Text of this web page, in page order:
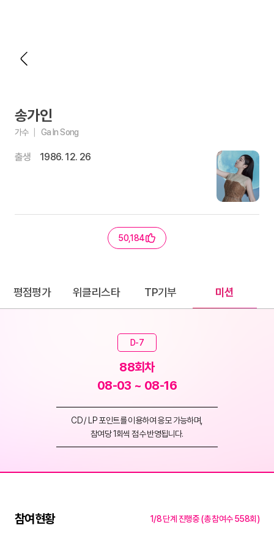
송가인
가수 Ga In Song
출생 1986. 12. 26
50,184
평점평가 위클리스타 TP기부 미션
D-7
88회차
08-03 ~ 08-16
CD / LP 포인트를 이용하여 응모 가능하며,
참여당 1회씩 점수 반영됩니다.
참여현황 1/8 단계 진행중 (총 참여수 558회)